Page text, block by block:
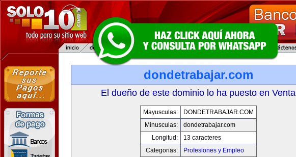
dondetrabajar.com
El dueño de este dominio lo ha puesto en Venta
Mayusculas:
DONDETRABAJAR.COM
Minusculas:
dondetrabajar.com
Longitud:
13 caracteres
Categorias:
Profesiones y Empleo